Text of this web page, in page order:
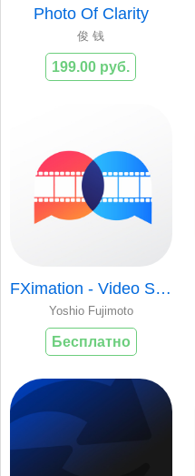
Photo Of Clarity
俊 钱
199.00 руб.
FXimation - Video Stickers
Yoshio Fujimoto
Бесплатно